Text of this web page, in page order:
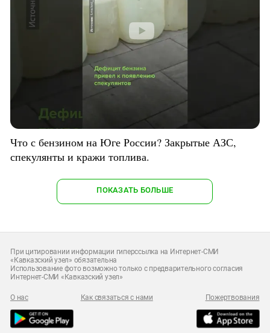
Что с бензином на Юге России? Закрытые АЗС,
спекулянты и кражи топлива.
ПОКАЗАТЬ БОЛЬШЕ
При цитировании информации гиперссылка на Интернет-СМИ
«Кавказский узел» обязательна
Использование фото возможно только с предварительного согласия
Интернет-СМИ «Кавказский узел»
О нас Как связаться с нами Пожертвования